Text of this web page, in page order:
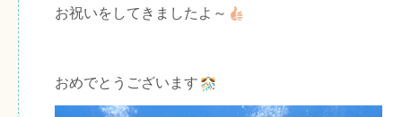
お祝いをしてきましたよ～
おめでとうございます